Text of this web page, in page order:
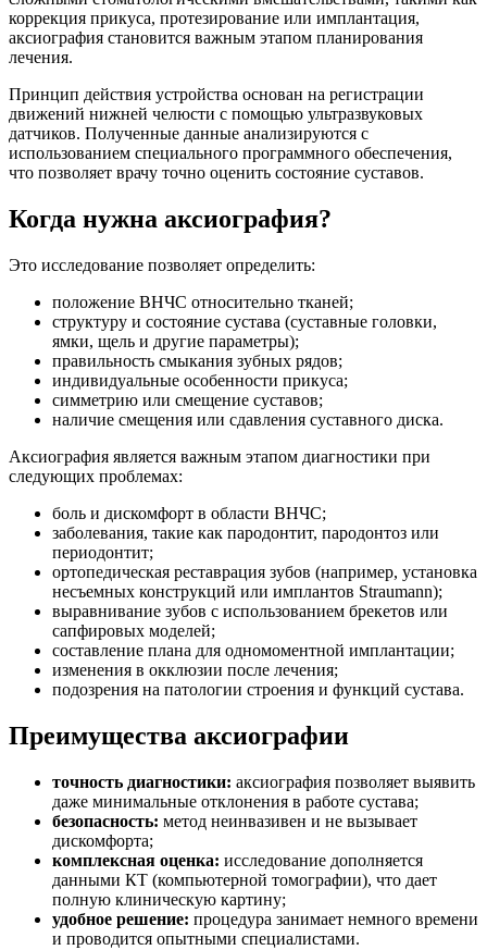
коррекция прикуса, протезирование или имплантация,
аксиография становится важным этапом планирования
лечения.
Принцип действия устройства основан на регистрации
движений нижней челюсти с помощью ультразвуковых
датчиков. Полученные данные анализируются с
использованием специального программного обеспечения,
что позволяет врачу точно оценить состояние суставов.
Когда нужна аксиография?
Это исследование позволяет определить:
положение ВНЧС относительно тканей;
структуру и состояние сустава (суставные головки,
ямки, щель и другие параметры);
правильность смыкания зубных рядов;
индивидуальные особенности прикуса;
симметрию или смещение суставов;
наличие смещения или сдавления суставного диска.
Аксиография является важным этапом диагностики при
следующих проблемах:
боль и дискомфорт в области ВНЧС;
заболевания, такие как пародонтит, пародонтоз или
периодонтит;
ортопедическая реставрация зубов (например, установка
несъемных конструкций или имплантов Straumann);
выравнивание зубов с использованием брекетов или
сапфировых моделей;
составление плана для одномоментной имплантации;
изменения в окклюзии после лечения;
подозрения на патологии строения и функций сустава.
Преимущества аксиографии
точность диагностики: аксиография позволяет выявить
даже минимальные отклонения в работе сустава;
безопасность: метод неинвазивен и не вызывает
дискомфорта;
комплексная оценка: исследование дополняется
данными КТ (компьютерной томографии), что дает
полную клиническую картину;
удобное решение: процедура занимает немного времени
и проводится опытными специалистами.